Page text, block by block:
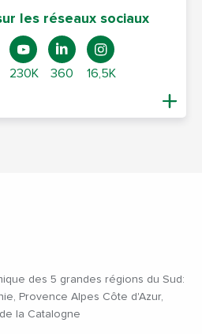
les réseaux sociaux
230K 360 16,5K
des 5 grandes régions du Sud:
Provence Alpes Côte d'Azur,
la Catalogne